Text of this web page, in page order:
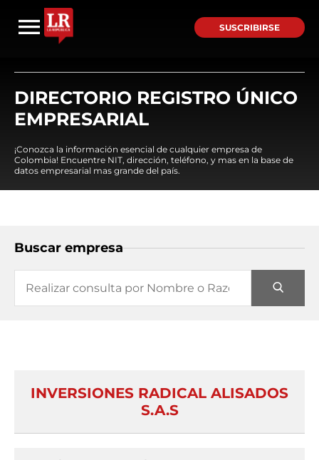
SUSCRIBIRSE
DIRECTORIO REGISTRO ÚNICO
EMPRESARIAL
¡Conozca la información esencial de cualquier empresa de
Colombia! Encuentre NIT, dirección, teléfono, y mas en la base de
datos empresarial mas grande del país.
Buscar empresa
INVERSIONES RADICAL ALISADOS
S.A.S